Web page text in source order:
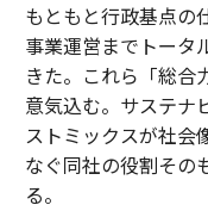
もともと行政基点の
事業運営までトータ
きた。これら「総合
意気込む。サステナ
ストミックスが社会
なぐ同社の役割その
る。